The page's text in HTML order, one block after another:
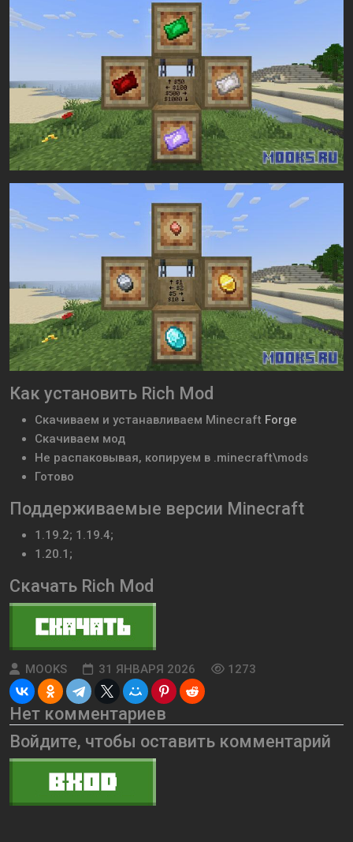
Как установить Rich Mod
Скачиваем и устанавливаем Minecraft Forge
Скачиваем мод
Не распаковывая, копируем в .minecraft\mods
Готово
Поддерживаемые версии Minecraft
1.19.2; 1.19.4;
1.20.1;
Скачать Rich Mod
MOOKS 31 ЯНВАРЯ 2026 1273
Нет комментариев
Войдите, чтобы оставить комментарий